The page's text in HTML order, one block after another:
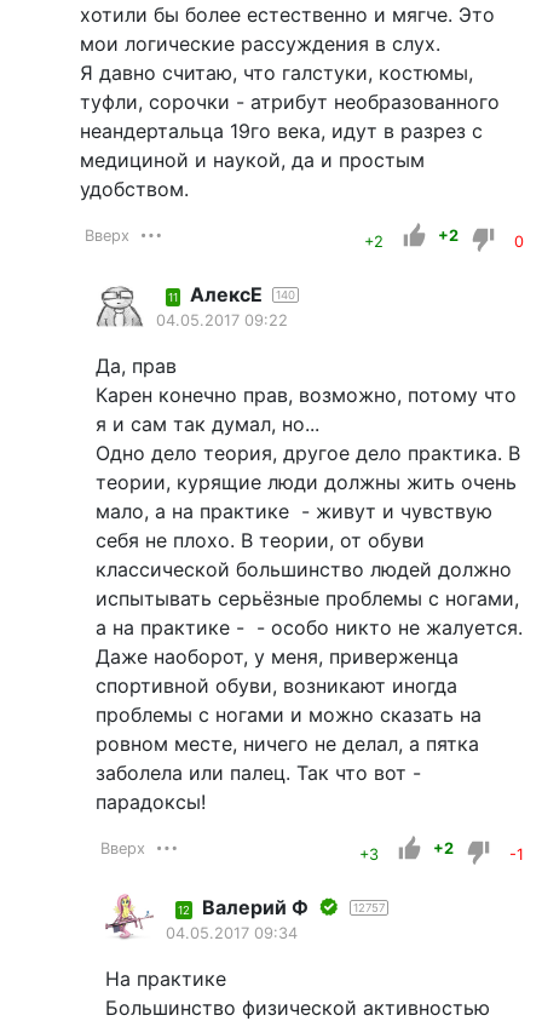
хотили бы более естественно и мягче. Это
мои логические рассуждения в слух.
Я давно считаю, что галстуки, костюмы,
туфли, сорочки - атрибут необразованного
неандертальца 19го века, идут в разрез с
медициной и наукой, да и простым
удобством.
Вверх +2 +2 0
11 АлексЕ 140
04.05.2017 09:22
Да, прав
Карен конечно прав, возможно, потому что
я и сам так думал, но...
Одно дело теория, другое дело практика. В
теории, курящие люди должны жить очень
мало, а на практике - живут и чувствую
себя не плохо. В теории, от обуви
классической большинство людей должно
испытывать серьёзные проблемы с ногами,
а на практике - - особо никто не жалуется.
Даже наоборот, у меня, приверженца
спортивной обуви, возникают иногда
проблемы с ногами и можно сказать на
ровном месте, ничего не делал, а пятка
заболела или палец. Так что вот -
парадоксы!
Вверх +3 +2 -1
12 Валерий Ф 12757
04.05.2017 09:34
На практике
Большинство физической активностью